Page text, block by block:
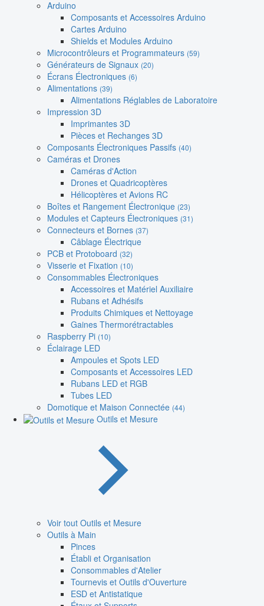
Arduino
Composants et Accessoires Arduino
Cartes Arduino
Shields et Modules Arduino
Microcontrôleurs et Programmateurs (59)
Générateurs de Signaux (20)
Écrans Électroniques (6)
Alimentations (39)
Alimentations Réglables de Laboratoire
Impression 3D
Imprimantes 3D
Pièces et Rechanges 3D
Composants Électroniques Passifs (40)
Caméras et Drones
Caméras d'Action
Drones et Quadricoptères
Hélicoptères et Avions RC
Boîtes et Rangement Électronique (23)
Modules et Capteurs Électroniques (31)
Connecteurs et Bornes (37)
Câblage Électrique
PCB et Protoboard (32)
Visserie et Fixation (10)
Consommables Électroniques
Accessoires et Matériel Auxiliaire
Rubans et Adhésifs
Produits Chimiques et Nettoyage
Gaines Thermorétractables
Raspberry Pi (10)
Éclairage LED
Ampoules et Spots LED
Composants et Accessoires LED
Rubans LED et RGB
Tubes LED
Domotique et Maison Connectée (44)
Outils et Mesure
Voir tout Outils et Mesure
Outils à Main
Pinces
Établi et Organisation
Consommables d'Atelier
Tournevis et Outils d'Ouverture
ESD et Antistatique